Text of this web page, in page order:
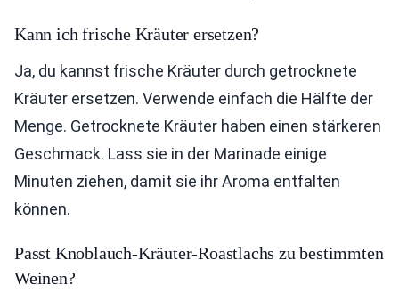
Kann ich frische Kräuter ersetzen?
Ja, du kannst frische Kräuter durch getrocknete
Kräuter ersetzen. Verwende einfach die Hälfte der
Menge. Getrocknete Kräuter haben einen stärkeren
Geschmack. Lass sie in der Marinade einige
Minuten ziehen, damit sie ihr Aroma entfalten
können.
Passt Knoblauch-Kräuter-Roastlachs zu bestimmten
Weinen?